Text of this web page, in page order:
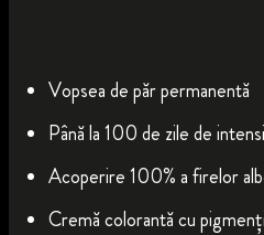
Vopsea de păr permanentă
Până la 100 de zile de
Acoperire 100% a firelor
Cremă colorantă cu